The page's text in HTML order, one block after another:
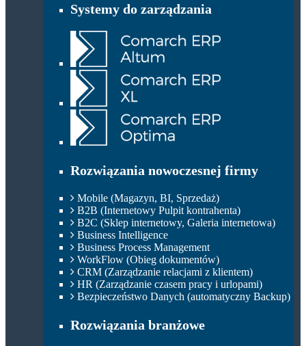
Systemy do zarządzania
Rozwiązania nowoczesnej firmy
Mobile (Magazyn, BI, Sprzedaż)
B2B (Internetowy Pulpit kontrahenta)
B2C (Sklep internetowy, Galeria internetowa)
Business Intelligence
Business Process Management
WorkFlow (Obieg dokumentów)
CRM (Zarządzanie relacjami z klientem)
HR (Zarządzanie czasem pracy i urlopami)
Bezpieczeństwo Danych (automatyczny Backup)
Rozwiązania branżowe